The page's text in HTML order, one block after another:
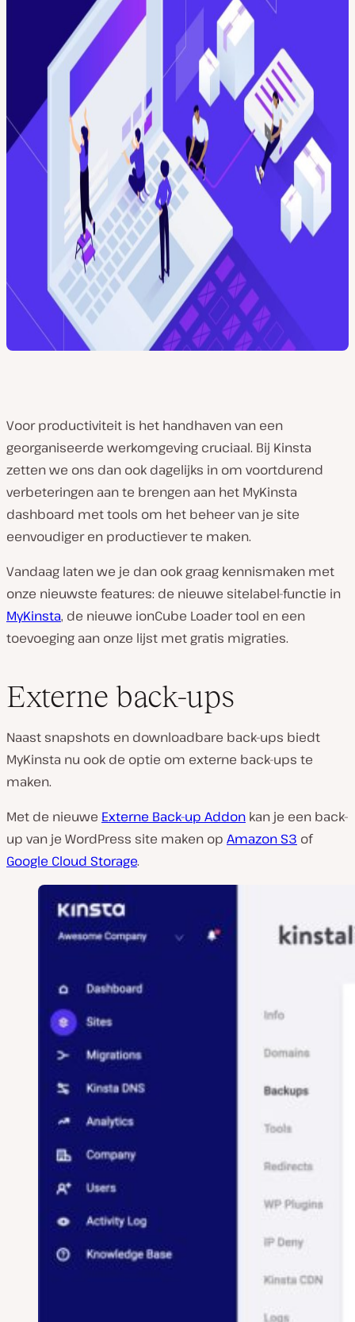
Voor productiviteit is het handhaven van een
georganiseerde werkomgeving cruciaal. Bij Kinsta
zetten we ons dan ook dagelijks in om voortdurend
verbeteringen aan te brengen aan het MyKinsta
dashboard met tools om het beheer van je site
eenvoudiger en productiever te maken.
Vandaag laten we je dan ook graag kennismaken met
onze nieuwste features: de nieuwe sitelabel-functie in
MyKinsta, de nieuwe ionCube Loader tool en een
toevoeging aan onze lijst met gratis migraties.
Externe back-ups
Naast snapshots en downloadbare back-ups biedt
MyKinsta nu ook de optie om externe back-ups te
maken.
Met de nieuwe Externe Back-up Addon kan je een back-
up van je WordPress site maken op Amazon S3 of
Google Cloud Storage.